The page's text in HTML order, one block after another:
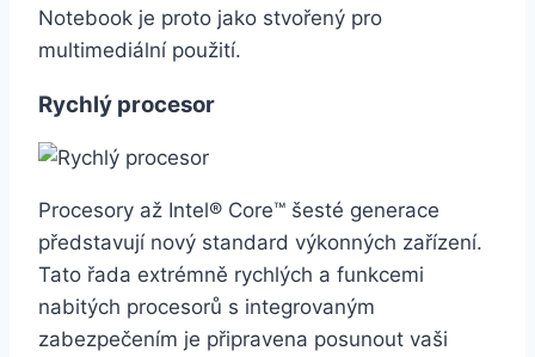
Notebook je proto jako stvořený pro
multimediální použití.
Rychlý procesor
Procesory až Intel® Core™ šesté generace
představují nový standard výkonných zařízení.
Tato řada extrémně rychlých a funkcemi
nabitých procesorů s integrovaným
zabezpečením je připravena posunout vaši